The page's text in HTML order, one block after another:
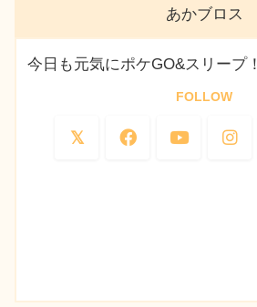
あかブロス
今日も元気にポケGO&スリープ！
FOLLOW